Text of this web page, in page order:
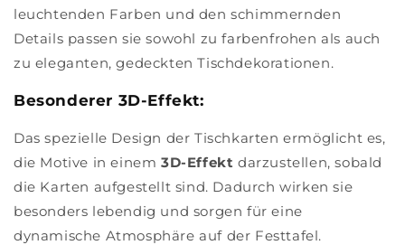
leuchtenden Farben und den schimmernden
Details passen sie sowohl zu farbenfrohen als auch
zu eleganten, gedeckten Tischdekorationen.
Besonderer 3D-Effekt:
Das spezielle Design der Tischkarten ermöglicht es,
die Motive in einem 3D-Effekt darzustellen, sobald
die Karten aufgestellt sind. Dadurch wirken sie
besonders lebendig und sorgen für eine
dynamische Atmosphäre auf der Festtafel.